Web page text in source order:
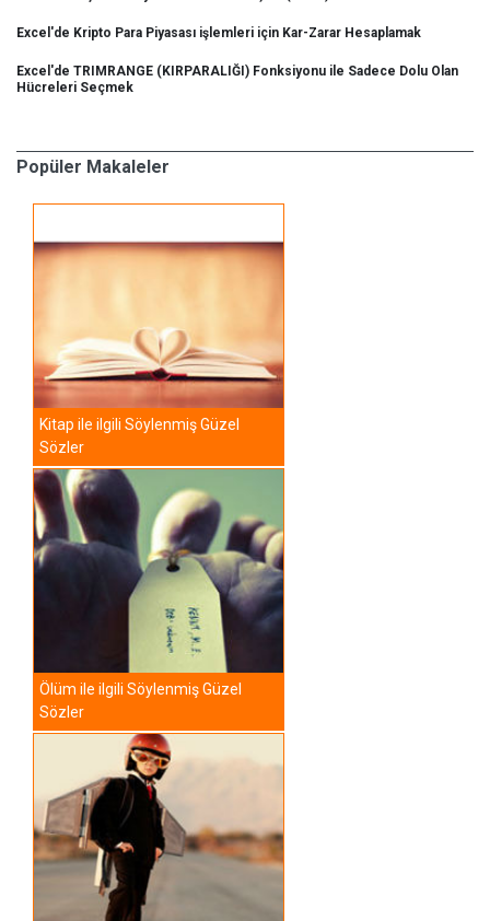
Excel'de Kripto Para Piyasası işlemleri için Kar-Zarar Hesaplamak
Excel'de TRIMRANGE (KIRPARALIĞI) Fonksiyonu ile Sadece Dolu Olan
Hücreleri Seçmek
Popüler Makaleler
Kitap ile ilgili Söylenmiş Güzel
Sözler
Ölüm ile ilgili Söylenmiş Güzel
Sözler